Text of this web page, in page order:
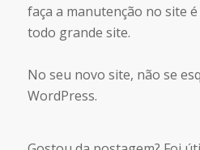
faça a manutenção no site
todo grande site.
No seu novo site, não se
WordPress.